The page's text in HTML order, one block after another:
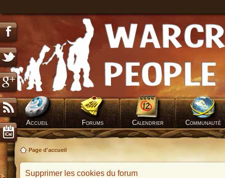
Accueil Forums Calendrier Communauté
Page d'accueil
Supprimer les cookies du forum